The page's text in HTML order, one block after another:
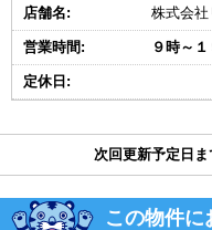
店舗名: 株式会
営業時間: ９時～
定休日:
次回更新予定日ま
この物件に